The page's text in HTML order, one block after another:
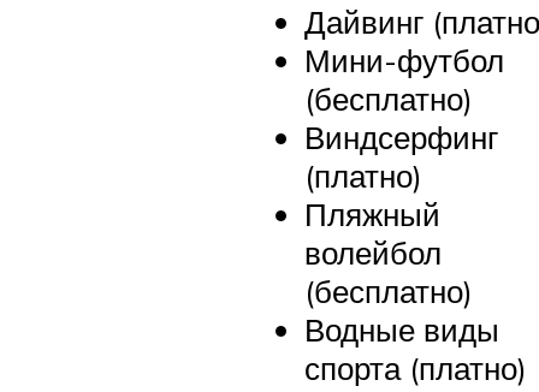
Дайвинг
Мини-футбол
(бесплатно)
Виндсерфинг
(платно)
Пляжный
волейбол
(бесплатно)
Водные виды
спорта (платно)